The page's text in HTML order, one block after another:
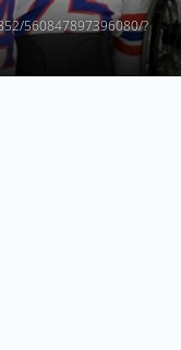
560847897396080/?